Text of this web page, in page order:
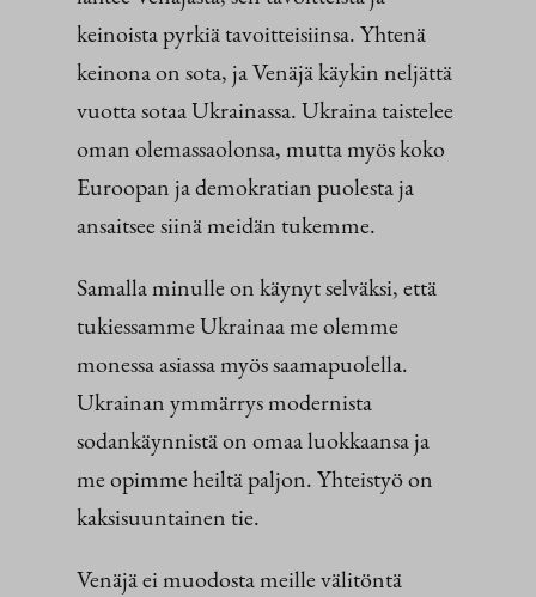
keinoista pyrkiä tavoitteisiinsa. Yhtenä
keinona on sota, ja Venäjä käykin neljättä
vuotta sotaa Ukrainassa. Ukraina taistelee
oman olemassaolonsa, mutta myös koko
Euroopan ja demokratian puolesta ja
ansaitsee siinä meidän tukemme.
Samalla minulle on käynyt selväksi, että
tukiessamme Ukrainaa me olemme
monessa asiassa myös saamapuolella.
Ukrainan ymmärrys modernista
sodankäynnistä on omaa luokkaansa ja
me opimme heiltä paljon. Yhteistyö on
kaksisuuntainen tie.
Venäjä ei muodosta meille välitöntä